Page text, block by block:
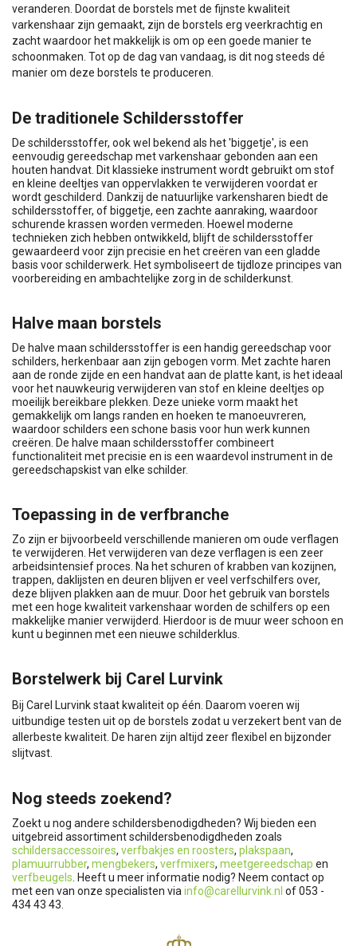
veranderen. Doordat de borstels met de fijnste kwaliteit
varkenshaar zijn gemaakt, zijn de borstels erg veerkrachtig en
zacht waardoor het makkelijk is om op een goede manier te
schoonmaken. Tot op de dag van vandaag, is dit nog steeds dé
manier om deze borstels te produceren.
De traditionele Schildersstoffer
De schildersstoffer, ook wel bekend als het 'biggetje', is een
eenvoudig gereedschap met varkenshaar gebonden aan een
houten handvat. Dit klassieke instrument wordt gebruikt om stof
en kleine deeltjes van oppervlakken te verwijderen voordat er
wordt geschilderd. Dankzij de natuurlijke varkensharen biedt de
schildersstoffer, of biggetje, een zachte aanraking, waardoor
schurende krassen worden vermeden. Hoewel moderne
technieken zich hebben ontwikkeld, blijft de schildersstoffer
gewaardeerd voor zijn precisie en het creëren van een gladde
basis voor schilderwerk. Het symboliseert de tijdloze principes van
voorbereiding en ambachtelijke zorg in de schilderkunst.
Halve maan borstels
De halve maan schildersstoffer is een handig gereedschap voor
schilders, herkenbaar aan zijn gebogen vorm. Met zachte haren
aan de ronde zijde en een handvat aan de platte kant, is het ideaal
voor het nauwkeurig verwijderen van stof en kleine deeltjes op
moeilijk bereikbare plekken. Deze unieke vorm maakt het
gemakkelijk om langs randen en hoeken te manoeuvreren,
waardoor schilders een schone basis voor hun werk kunnen
creëren. De halve maan schildersstoffer combineert
functionaliteit met precisie en is een waardevol instrument in de
gereedschapskist van elke schilder.
Toepassing in de verfbranche
Zo zijn er bijvoorbeeld verschillende manieren om oude verflagen
te verwijderen. Het verwijderen van deze verflagen is een zeer
arbeidsintensief proces. Na het schuren of krabben van kozijnen,
trappen, daklijsten en deuren blijven er veel verfschilfers over,
deze blijven plakken aan de muur. Door het gebruik van borstels
met een hoge kwaliteit varkenshaar worden de schilfers op een
makkelijke manier verwijderd. Hierdoor is de muur weer schoon en
kunt u beginnen met een nieuwe schilderklus.
Borstelwerk bij Carel Lurvink
Bij Carel Lurvink staat kwaliteit op één. Daarom voeren wij
uitbundige testen uit op de borstels zodat u verzekert bent van de
allerbeste kwaliteit. De haren zijn altijd zeer flexibel en bijzonder
slijtvast.
Nog steeds zoekend?
Zoekt u nog andere schildersbenodigdheden? Wij bieden een
uitgebreid assortiment schildersbenodigdheden zoals
schildersaccessoires, verfbakjes en roosters, plakspaan,
plamuurrubber, mengbekers, verfmixers, meetgereedschap en
verfbeugels . Heeft u meer informatie nodig? Neem contact op
met een van onze specialisten via info@carellurvink.nl of 053 -
434 43 43.